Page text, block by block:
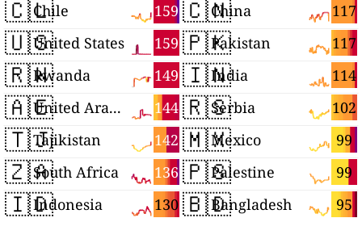
🇨🇱 159
Chile
🇺🇸 159
United States
🇷🇼 149
Rwanda
🇦🇪 144
United Arab Emirates
🇹🇯 142
Tajikistan
🇿🇦 136
South Africa
🇮🇩 130
Indonesia
🇨🇳 117
China
🇵🇰 117
Pakistan
🇮🇳 114
India
🇷🇸 102
Serbia
🇲🇽 99
Mexico
🇵🇸 99
Palestine
🇧🇩 95
Bangladesh